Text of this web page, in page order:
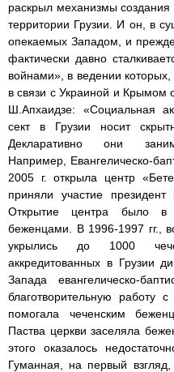
раскрыл механизмы создания
территории Грузии. И он, в
опекаемых Западом, и
фактически давно
войнами», в ведении
в связи с Украиной и Крымом
Ш.Апхаидзе: «Социальная
сект в Грузии носит
Декларативно они
Например, Евангелическо-
2005 г. открыла центр
приняли участие президент
Открытие центра было в
беженцами. В 1996-1997 гг.,
укрылись до 1000
аккредитованных в Грузии
Запада евангелическо-
благотворительную
помогала чеченским
Паства церкви заселяла
этого оказалось
Гуманная, на первый